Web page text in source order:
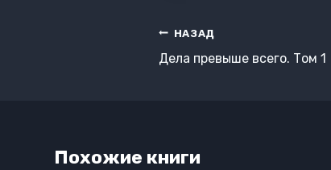
Навигация
по
НАЗАД
Дела превыше всего. Том 1
Похожие книги